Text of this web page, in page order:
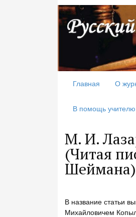
Главная О
В помощь учителю
М. И.
(Читая
Шеймана)
В название статьи
Михайловичем